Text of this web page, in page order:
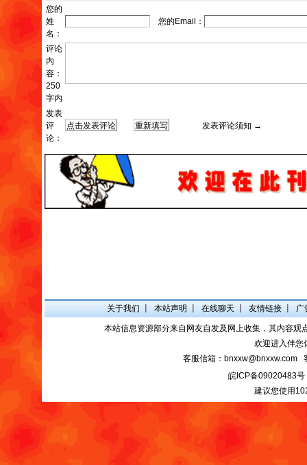
您的
姓
名：
您的Email：
评论
内
容：
250
字内
发表
评
论：
发表评论须知 →
关于我们 ┋ 本站声明 ┋ 在线聊天 ┋ 友情链接 ┋ 广
本站信息资源部分来自网友自发及网上收集，其内容
欢迎进入伴您
客服信箱：bnxxw@bnxxw.com
皖ICP备09020483号
建议您使用